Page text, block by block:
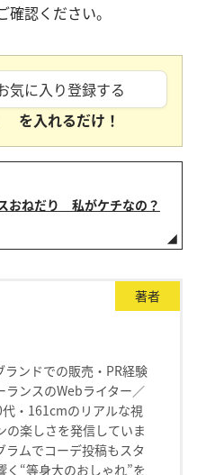
認ください。
気に入り登録する
を入れるだけ！
おねだり 私がケチなの？
著者
ランドでの販売・PR経験
ランスのWebライター／
・161cmのリアルな視
の楽しさを発信していま
ラムでコーデ投稿もスタ
く“等身大のおしゃれ”を